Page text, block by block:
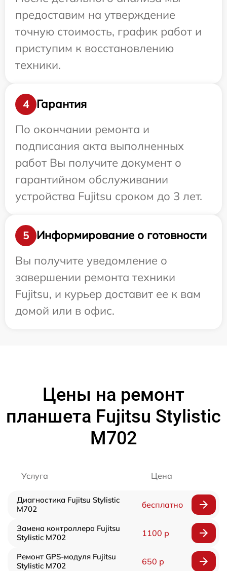
предоставим на утверждение
точную стоимость, график работ и
приступим к восстановлению
техники.
4
Гарантия
По окончании ремонта и
подписания акта выполненных
работ Вы получите документ о
гарантийном обслуживании
устройства Fujitsu сроком до 3 лет.
5
Информирование о готовности
Вы получите уведомление о
завершении ремонта техники
Fujitsu, и курьер доставит ее к вам
домой или в офис.
Цены на ремонт
планшета Fujitsu Stylistic
M702
Услуга Цена
Диагностика Fujitsu Stylistic
M702
бесплатно
Замена контроллера Fujitsu
Stylistic M702
1100 р
Ремонт GPS-модуля Fujitsu
Stylistic M702
650 р